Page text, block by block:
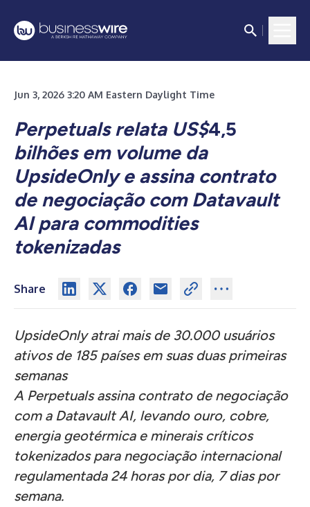
Jun 3, 2026 3:20 AM Eastern Daylight Time
Perpetuals relata US$4,5
bilhões em volume da
UpsideOnly e assina contrato
de negociação com Datavault
AI para commodities
tokenizadas
Share
UpsideOnly atrai mais de 30.000 usuários
ativos de 185 países em suas duas primeiras
semanas
A Perpetuals assina contrato de negociação
com a Datavault AI, levando ouro, cobre,
energia geotérmica e minerais críticos
tokenizados para negociação internacional
regulamentada 24 horas por dia, 7 dias por
semana.